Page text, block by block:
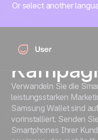
Or select another
Wallet
Umsatz
Verwandeln Sie die
leistungsstarken
Samsung Wallet sind
vorinstalliert. Senden
Smartphones Ihrer